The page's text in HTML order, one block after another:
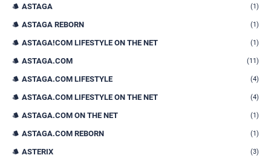
ASTAGA (1)
ASTAGA REBORN (1)
ASTAGA!COM LIFESTYLE ON THE NET (1)
ASTAGA.COM (11)
ASTAGA.COM LIFESTYLE (4)
ASTAGA.COM LIFESTYLE ON THE NET (4)
ASTAGA.COM ON THE NET (1)
ASTAGA.COM REBORN (1)
ASTERIX (3)